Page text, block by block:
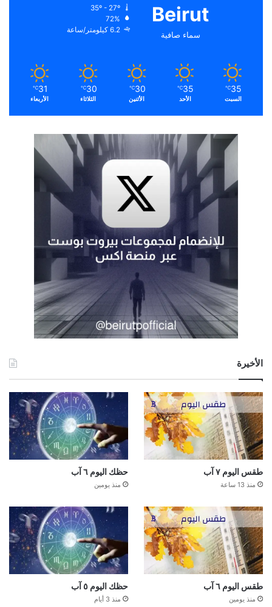
Beirut
سماء صافية
72%
6.2 كيلومتر/ساعة
35
℃
السبت
35
℃
الأحد
30
℃
الأثنين
30
℃
الثلاثاء
31
℃
الأربعاء
الأخيرة
طقس اليوم ٧ آب
منذ 13 ساعة
حظك اليوم ٦ آب
منذ يومين
طقس اليوم ٦ آب
منذ يومين
حظك اليوم ٥ آب
منذ 3 أيام